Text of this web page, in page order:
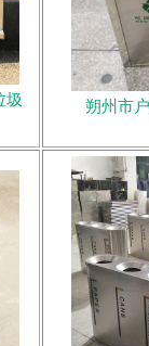
圾
朔州市